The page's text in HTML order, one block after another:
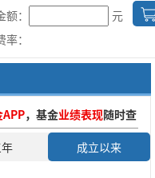
：
元
：
，基金业绩表现随时查
成立以来